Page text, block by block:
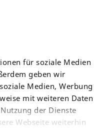
für soziale Medien
geben wir
Medien, Werbung
mit weiteren Daten
der Dienste
Webseite weiterhin